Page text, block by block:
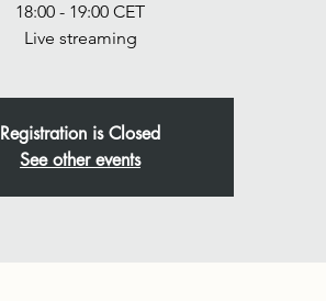
18:00 - 19:00 CET
Live streaming
Registration is Closed
See other events